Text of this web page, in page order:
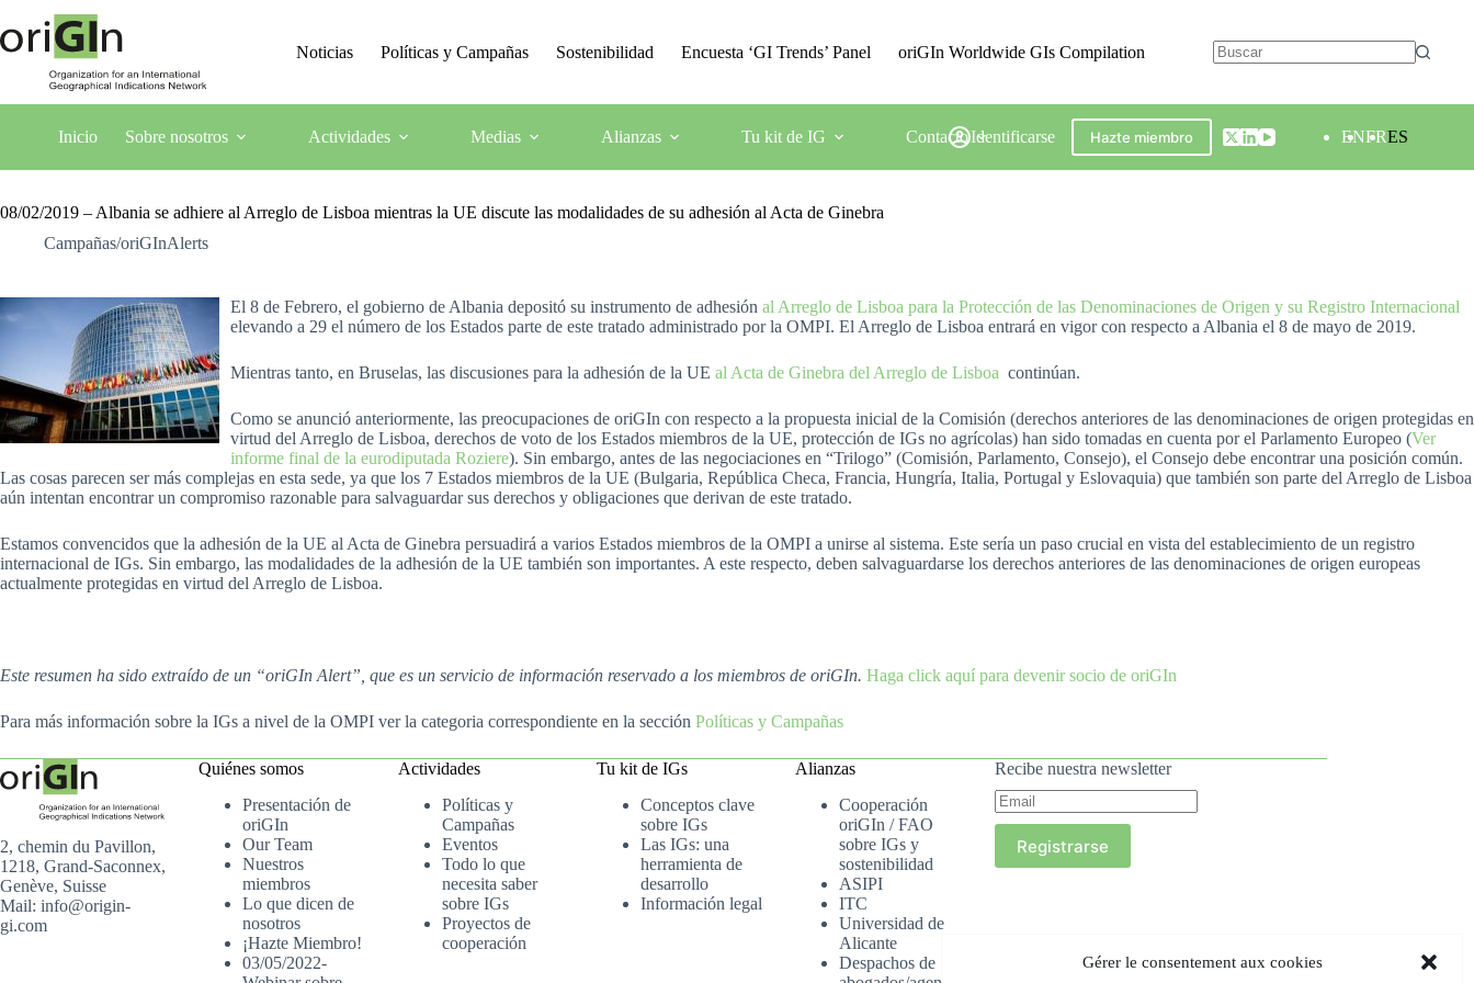
Gérer le consentement aux cookies
Noticias Políticas y Campañas Sostenibilidad Encuesta ‘GI Trends’ Panel oriGIn Worldwide GIs Compilation
Inicio Sobre nosotros Actividades Medias Alianzas Tu kit de IG ContactoIdentificarse Hazte miembro ENFRES
08/02/2019 – Albania se adhiere al Arreglo de Lisboa mientras la UE discute las modalidades de su adhesión al Acta de Ginebra
Campañas/oriGInAlerts
El 8 de Febrero, el gobierno de Albania depositó su instrumento de adhesión al Arreglo de Lisboa para la Protección de las Denominaciones de Origen y su Registro Internacional
elevando a 29 el número de los Estados parte de este tratado administrado por la OMPI. El Arreglo de Lisboa entrará en vigor con respecto a Albania el 8 de mayo de 2019.
Mientras tanto, en Bruselas, las discusiones para la adhesión de la UE al Acta de Ginebra del Arreglo de Lisboa continúan.
Como se anunció anteriormente, las preocupaciones de oriGIn con respecto a la propuesta inicial de la Comisión (derechos anteriores de las denominaciones de origen protegidas en
virtud del Arreglo de Lisboa, derechos de voto de los Estados miembros de la UE, protección de IGs no agrícolas) han sido tomadas en cuenta por el Parlamento Europeo (Ver
informe final de la eurodiputada Roziere). Sin embargo, antes de las negociaciones en “Trilogo” (Comisión, Parlamento, Consejo), el Consejo debe encontrar una posición común.
Las cosas parecen ser más complejas en esta sede, ya que los 7 Estados miembros de la UE (Bulgaria, República Checa, Francia, Hungría, Italia, Portugal y Eslovaquia) que también son parte del Arreglo de Lisboa
aún intentan encontrar un compromiso razonable para salvaguardar sus derechos y obligaciones que derivan de este tratado.
Estamos convencidos que la adhesión de la UE al Acta de Ginebra persuadirá a varios Estados miembros de la OMPI a unirse al sistema. Este sería un paso crucial en vista del establecimiento de un registro
internacional de IGs. Sin embargo, las modalidades de la adhesión de la UE también son importantes. A este respecto, deben salvaguardarse los derechos anteriores de las denominaciones de origen europeas
actualmente protegidas en virtud del Arreglo de Lisboa.
Este resumen ha sido extraído de un “oriGIn Alert”, que es un servicio de información reservado a los miembros de oriGIn. Haga click aquí para devenir socio de oriGIn
Para más información sobre la IGs a nivel de la OMPI ver la categoria correspondiente en la sección Políticas y Campañas
2, chemin du Pavillon,
1218, Grand-Saconnex,
Genève, Suisse
Mail: info@origin-
gi.com
Quiénes somos
Presentación de
oriGIn
Our Team
Nuestros
miembros
Lo que dicen de
nosotros
¡Hazte Miembro!
03/05/2022-
Actividades
Políticas y
Campañas
Eventos
Todo lo que
necesita saber
sobre IGs
Proyectos de
cooperación
Tu kit de IGs
Conceptos clave
sobre IGs
Las IGs: una
herramienta de
desarrollo
Información legal
Alianzas
Cooperación
oriGIn / FAO
sobre IGs y
sostenibilidad
ASIPI
ITC
Universidad de
Alicante
Despachos de
Recibe nuestra newsletter
Registrarse